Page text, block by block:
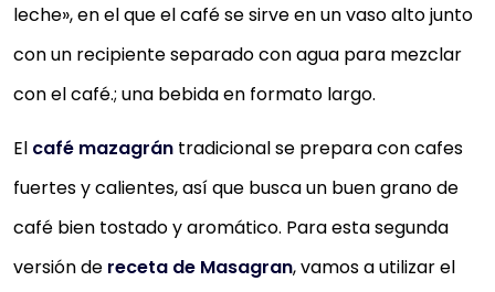
leche», en el que el café se sirve en un vaso alto junto
con un recipiente separado con agua para mezclar
con el café.; una bebida en formato largo.
El café mazagrán tradicional se prepara con cafes
fuertes y calientes, así que busca un buen grano de
café bien tostado y aromático. Para esta segunda
versión de receta de Masagran, vamos a utilizar el